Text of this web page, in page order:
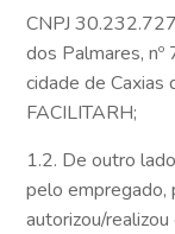
CNPJ
dos Palmares, nº
cidade de Caxias
FACILITARH;
1.2. De outro
pelo empregado,
autorizou/